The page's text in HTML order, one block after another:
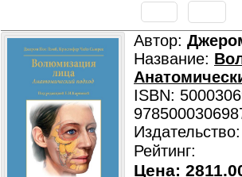
Автор:
Название:
ISBN:
Издательство:
Рейтинг:
Цена: